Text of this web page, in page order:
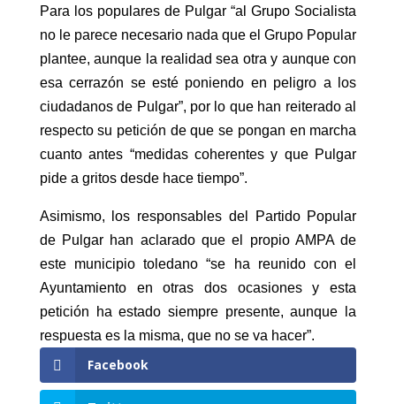
Para los populares de Pulgar “al Grupo Socialista
no le parece necesario nada que el Grupo Popular
plantee, aunque la realidad sea otra y aunque con
esa cerrazón se esté poniendo en peligro a los
ciudadanos de Pulgar”, por lo que han reiterado al
respecto su petición de que se pongan en marcha
cuanto antes “medidas coherentes y que Pulgar
pide a gritos desde hace tiempo”.
Asimismo, los responsables del Partido Popular
de Pulgar han aclarado que el propio AMPA de
este municipio toledano “se ha reunido con el
Ayuntamiento en otras dos ocasiones y esta
petición ha estado siempre presente, aunque la
respuesta es la misma, que no se va hacer”.
Facebook